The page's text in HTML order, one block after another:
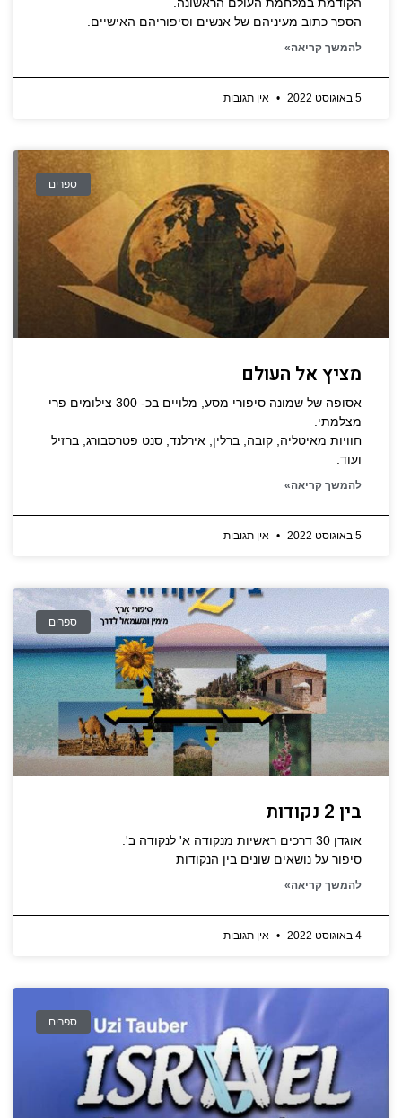
הספר כתוב מעיניהם של אנשים וסיפוריהם האישיים.
להמשך קריאה»
5 באוגוסט 2022 אין תגובות
ספרים
מציץ אל העולם
אסופה של שמונה סיפורי מסע, מלויים בכ- 300 צילומים פרי
מצלמתי.
חוויות מאיטליה, קובה, ברלין, אירלנד, סנט פטרסבורג, ברזיל
ועוד.
להמשך קריאה»
5 באוגוסט 2022 אין תגובות
ספרים
בין 2 נקודות
אוגדן 30 דרכים ראשיות מנקודה א' לנקודה ב'.
סיפור על נושאים שונים בין הנקודות
להמשך קריאה»
4 באוגוסט 2022 אין תגובות
ספרים